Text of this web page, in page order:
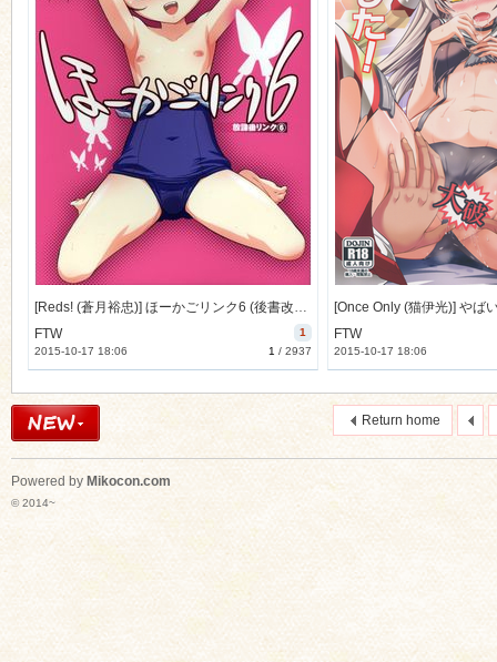
[Reds! (蒼月裕忠)] ほーかごリンク6 (後書改変) [35M]
1
FTW
1 / 2937
2015-10-17 18:06
FTW
2015-10-17 18:06
Return home
Powered by Mikocon.com
© 2014~